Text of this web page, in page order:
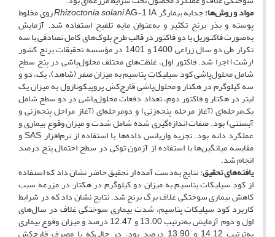
مواد و روش‌ها:جدایه بیمارگر Rhizoctonia solaniAG-1 IA روی مخلوط
پوسته و بذر برنج تکثیر و به‌عنوان مایه تلقیح استفاده شد. آزمایش
به‌صورت فاکتوریل با دو فاکتور در قالب طرح بلوک‌های کامل تصادفی با سه
تکرار طی دو سال زراعی 1400 و 1401 در مؤسسه تحقیقات برنج کشور
(رشت) اجرا شد. فاکتور اول، غلظت‌های مختلف محلول‌پاشی در پنج سطح
شامل محلول‌پاشی کود سیلیکات پتاسیم به میزان صفر (شاهد)، یک، دو و
سه کیلوگرم در هکتار و محلول‌پاشی قارچ‌کش پروپیکونازول به میزان یک
لیتر در هکتار و فاکتور دوم، تعداد دفعات محلول‌پاشی در دو سطح شامل
یک‌مرحله‌ای (آغاز مرحله پنجه‌زنی) و دومرحله‌ای (آغاز مراحل پنجه‌زنی و
آبستنی) بود. صفات اندازه‌گیری شده شامل شدت و میزان وقوع بیماری و
عملکرد دانه بود. تجزیه واریانس داده‌ها با استفاده از نرم‌افزار SAS و
مقایسه میانگین‌ها با استفاده از آزمون توکی در سطح احتمال پنج درصد
انجام شد.
یافته‌های تحقیق: نتایج به‌دست آمده از تحقیق حاضر نشان داد که استفاده
از کود سیلیکات پتاسیم به میزان دو کیلوگرم در هکتار در مزرعه سبب
کاهش بیماری سوختگی غلاف برگ برنج شد. نتایج نشان داد که در شرایط
کاربرد کود سیلیکات پتاسیم، شدت بیماری سوختگی غلاف در سال‌های
اول و دوم آزمایش به‌ترتیب 13.00 و 12.47 درصد و میزان وقوع بیماری
به‌ترتیب 14.12 و 13.90 درصد بود، در حالی‌که با مصرف قارچ‌کش